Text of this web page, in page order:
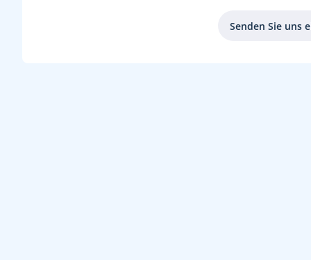
Senden Sie uns